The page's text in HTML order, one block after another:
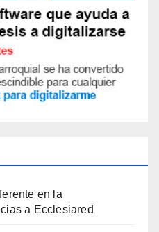
en la
a Ecclesiared